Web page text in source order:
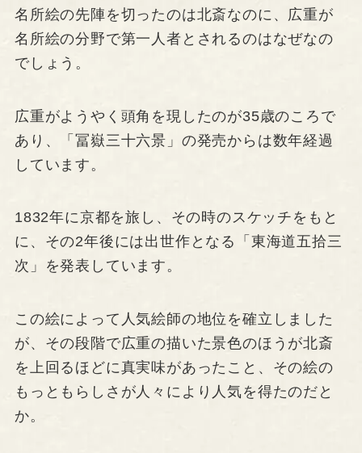
名所絵の先陣を切ったのは北斎なのに、広重が
名所絵の分野で第一人者とされるのはなぜなの
でしょう。
広重がようやく頭角を現したのが35歳のころで
あり、「冨嶽三十六景」の発売からは数年経過
しています。
1832年に京都を旅し、その時のスケッチをもと
に、その2年後には出世作となる「東海道五拾三
次」を発表しています。
この絵によって人気絵師の地位を確立しました
が、その段階で広重の描いた景色のほうが北斎
を上回るほどに真実味があったこと、その絵の
もっともらしさが人々により人気を得たのだと
か。